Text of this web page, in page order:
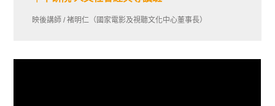
映後講師 / 褚明仁（國家電影及視聽文化中心董事長）